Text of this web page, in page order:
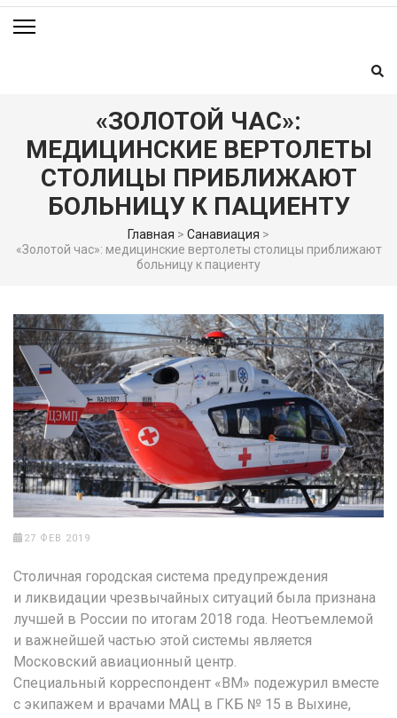
«ЗОЛОТОЙ ЧАС»:
МЕДИЦИНСКИЕ ВЕРТОЛЕТЫ
СТОЛИЦЫ ПРИБЛИЖАЮТ
БОЛЬНИЦУ К ПАЦИЕНТУ
Главная > Санавиация >
«Золотой час»: медицинские вертолеты столицы приближают
больницу к пациенту
27 ФЕВ 2019
Столичная городская система предупреждения
и ликвидации чрезвычайных ситуаций была признана
лучшей в России по итогам 2018 года. Неотъемлемой
и важнейшей частью этой системы является
Московский авиационный центр.
Специальный корреспондент «ВМ» подежурил вместе
с экипажем и врачами МАЦ в ГКБ № 15 в Выхине,